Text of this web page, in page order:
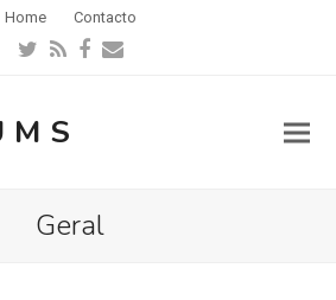
Home Contacto
Twitter
RSSFacebook
Email
Geral